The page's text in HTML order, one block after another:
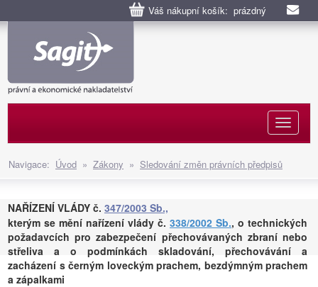
Váš nákupní košík: prázdný
Navigace: Úvod » Zákony » Sledování změn právních předpisů
NAŘÍZENÍ VLÁDY č. 347/2003 Sb.,
kterým se mění nařízení vlády č. 338/2002 Sb., o technických
požadavcích pro zabezpečení přechovávaných zbraní nebo
střeliva a o podmínkách skladování, přechovávání a
zacházení s černým loveckým prachem, bezdýmným prachem
a zápalkami